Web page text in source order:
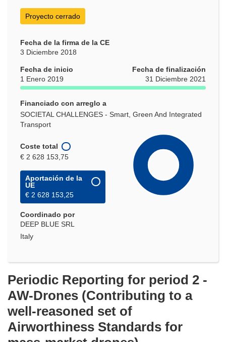
Proyecto cerrado
Fecha de la firma de la CE
3 Diciembre 2018
Fecha de inicio
1 Enero 2019
Fecha de finalización
31 Diciembre 2021
Financiado con arreglo a
SOCIETAL CHALLENGES - Smart, Green And Integrated
Transport
Coste total
€ 2 628 153,75
Aportación de la
UE
€ 2 628 153,25
Coordinado por
DEEP BLUE SRL
Italy
Periodic Reporting for period 2 -
AW-Drones (Contributing to a
well-reasoned set of
Airworthiness Standards for